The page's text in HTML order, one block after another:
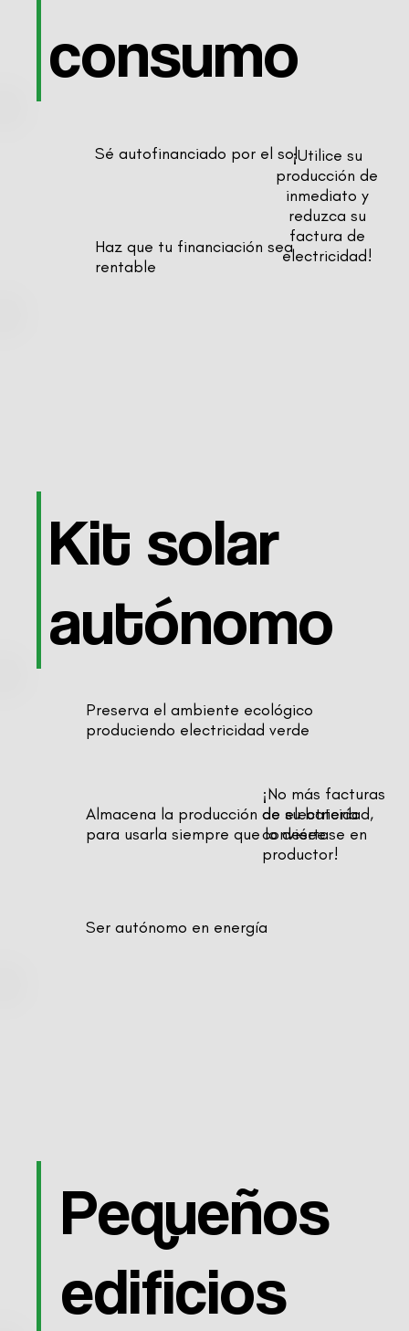
consumo
¡Utilice su
producción de
inmediato y
reduzca su
factura de
electricidad!
Sé autofinanciado por el sol
Haz que tu financiación sea
rentable
Kit solar
autónomo
¡No más facturas
de electricidad,
conviértase en
productor!
Preserva el ambiente ecológico
produciendo electricidad verde
Almacena la producción de su batería
para usarla siempre que lo desee
Ser autónomo en energía
Pequeños
edificios